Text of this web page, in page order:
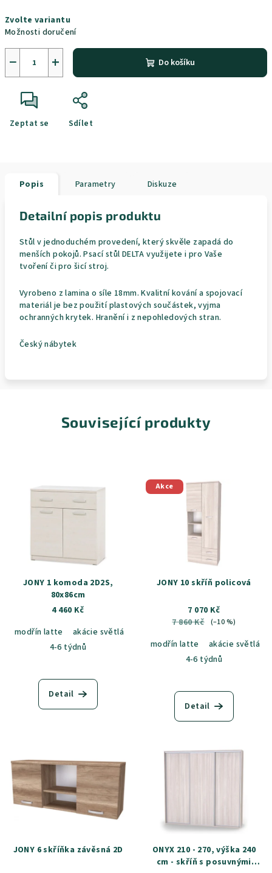
cena:
Zvolte variantu
Možnosti doručení
+
− Do košíku
Zeptat se Sdílet
Popis Parametry Diskuze
Detailní popis produktu
Stůl v jednoduchém provedení, který skvěle zapadá do
menších pokojů. Psací stůl DELTA využijete i pro Vaše
tvoření či pro šicí stroj.
Vyrobeno z lamina o síle 18mm. Kvalitní kování a spojovací
materiál je bez použití plastových součástek, vyjma
ochranných krytek. Hranění i z nepohledových stran.
Český nábytek
Související produkty
JONY 1 komoda 2D2S,
80x86cm
4 460 Kč
modřín latte
akácie světlá
4-6 týdnů
Detail
Akce
JONY 10 skříň policová
7 070 Kč
7 860 Kč
(–10 %)
modřín latte akácie světlá
4-6 týdnů
Detail
JONY 6 skříňka závěsná 2D
ONYX 210 - 270, výška 240
cm - skříň s posuvnými